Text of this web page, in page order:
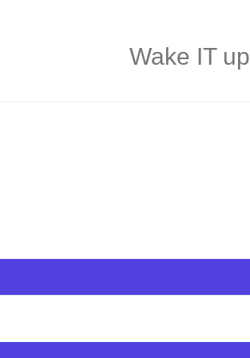
Wake IT up